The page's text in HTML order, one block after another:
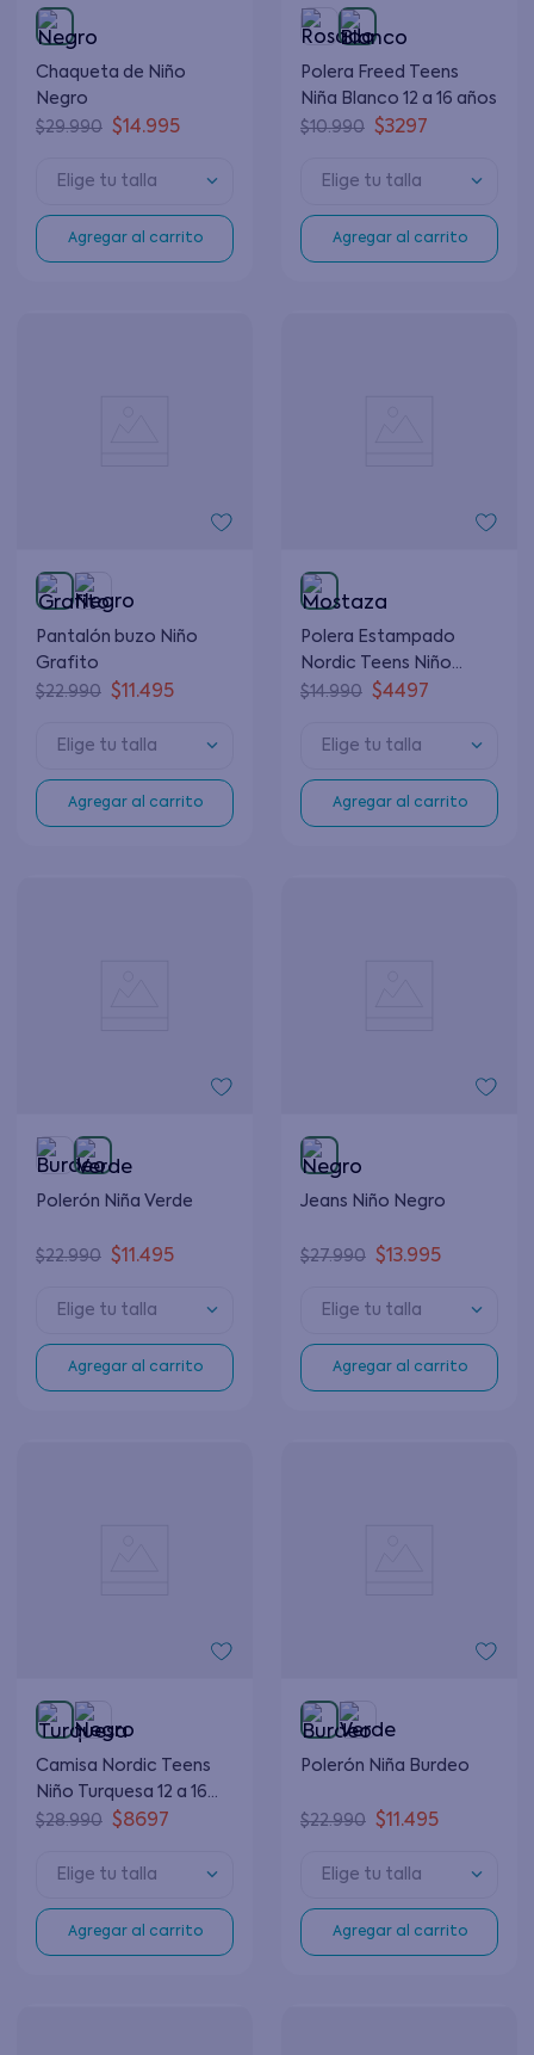
Chaqueta de Niño
Negro
$29.990 $14.995
Elige tu talla
Agregar al carrito
Polera Freed Teens
Niña Blanco 12 a 16 años
$10.990 $3297
Elige tu talla
Agregar al carrito
Pantalón buzo Niño
Grafito
$22.990 $11 .495
Elige tu talla
Agregar al carrito
Polera Estampado
Nordic Teens Niño
Mostaza 12 a 16 años
$14.990 $4497
Elige tu talla
Agregar al carrito
Polerón Niña Verde
$22.990 $11 .495
Elige tu talla
Agregar al carrito
Jeans Niño Negro
$27.990 $13.995
Elige tu talla
Agregar al carrito
Camisa Nordic Teens
Niño Turquesa 12 a 16
años
$28.990 $8697
Elige tu talla
Agregar al carrito
Polerón Niña Burdeo
$22.990 $11 .495
Elige tu talla
Agregar al carrito